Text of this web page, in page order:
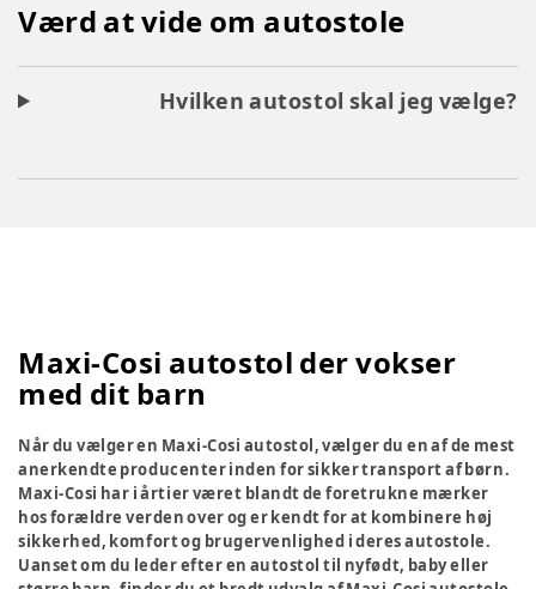
Værd at vide om autostole
Hvilken autostol skal jeg vælge?
Maxi-Cosi autostol der vokser
med dit barn
Når du vælger en Maxi-Cosi autostol, vælger du en af de mest
anerkendte producenter inden for sikker transport af børn.
Maxi-Cosi har i årtier været blandt de foretrukne mærker
hos forældre verden over og er kendt for at kombinere høj
sikkerhed, komfort og brugervenlighed i deres autostole.
Uanset om du leder efter en autostol til nyfødt, baby eller